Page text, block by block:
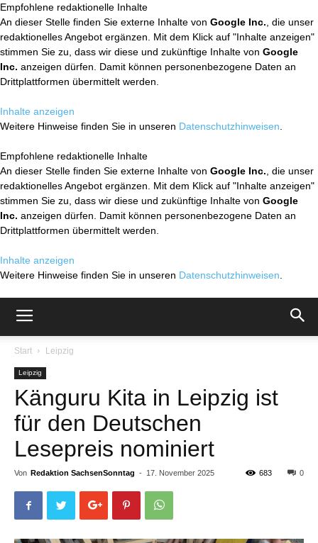
Empfohlene redaktionelle Inhalte
An dieser Stelle finden Sie externe Inhalte von Google Inc. , die unser
redaktionelles Angebot ergänzen. Mit dem Klick auf "Inhalte anzeigen"
stimmen Sie zu, dass wir diese und zukünftige Inhalte von Google
Inc. anzeigen dürfen. Damit können personenbezogene Daten an
Drittplattformen übermittelt werden.
Inhalte anzeigen
Weitere Hinweise finden Sie in unseren Datenschutzhinweisen
Empfohlene redaktionelle Inhalte
An dieser Stelle finden Sie externe Inhalte von Google Inc. , die unser
redaktionelles Angebot ergänzen. Mit dem Klick auf "Inhalte anzeigen"
stimmen Sie zu, dass wir diese und zukünftige Inhalte von Google
Inc. anzeigen dürfen. Damit können personenbezogene Daten an
Drittplattformen übermittelt werden.
Inhalte anzeigen
Weitere Hinweise finden Sie in unseren Datenschutzhinweisen
Start Leipzig
Leipzig
Känguru Kita in Leipzig ist
für den Deutschen
Lesepreis nominiert
Von Redaktion SachsenSonntag - 17. November 2025 0
683